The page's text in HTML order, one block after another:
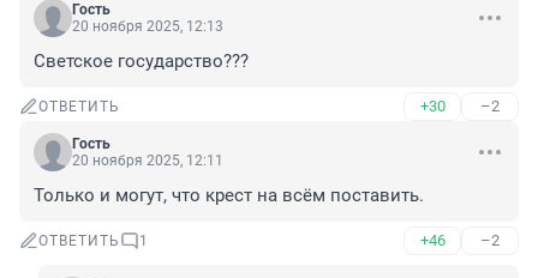
Гость
20 ноября 2025, 12:13
Светское государство???
ОТВЕТИТЬ +30 –2
Гость
20 ноября 2025, 12:11
Только и могут, что крест на всём поставить.
ОТВЕТИТЬ 1 +46 –2